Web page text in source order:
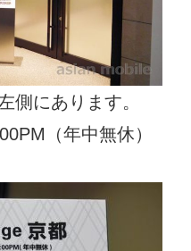
側にあります。
（年中無休）